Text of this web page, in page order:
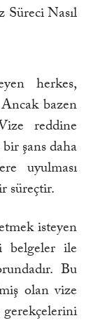
Süreci Nasıl
herkes,
bazen
reddine
şans daha
uyulması
süreçtir.
isteyen
belgeler ile
Bu
olan vize
gerekçelerini